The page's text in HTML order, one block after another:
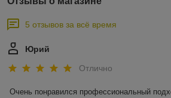
5 отзывов за всё время
Юрий
Отлично
Очень понравился профессиональный